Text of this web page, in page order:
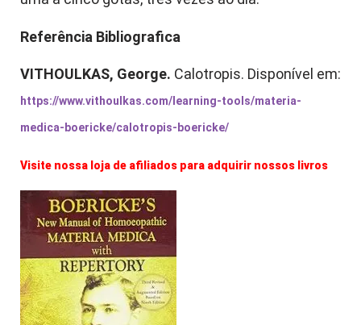
Referência Bibliografica
VITHOULKAS, George. Calotropis. Disponível em:
https://www.vithoulkas.com/learning-tools/materia-
medica-boericke/calotropis-boericke/
Visite nossa loja de afiliados para adquirir nossos livros